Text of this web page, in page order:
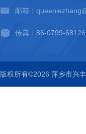
邮箱：
传真：86-0799-
版权所有©2026 萍乡市兴